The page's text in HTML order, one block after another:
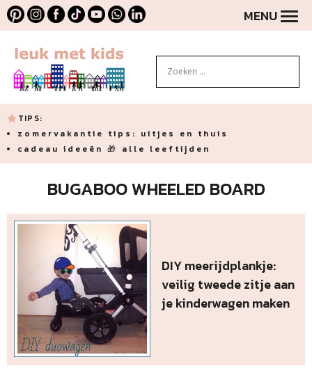
MENU
TIPS:
zomervakantie tips: uitjes en thuis
cadeau ideeën 🎁 alle leeftijden
BUGABOO WHEELED BOARD
DIY meerijdplankje:
veilig tweede zitje aan
je kinderwagen maken